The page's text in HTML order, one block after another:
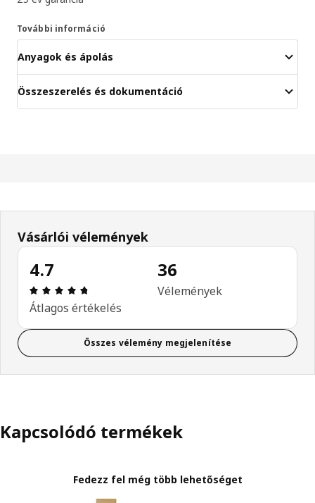
További információ
Anyagok és ápolás
Összeszerelés és dokumentáció
Vásárlói vélemények
4.7
Értékelés: 4.7 / 5 csillagok. Összes vélemény: 36
Átlagos értékelés
36
Vélemények
Összes vélemény megjelenítése
Kapcsolódó termékek
Fedezz fel még több lehetőséget